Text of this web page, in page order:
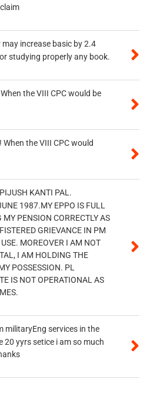
increase basic by 2.4
studying properly any book.
the VIII CPC would be
the VIII CPC would
KANTI PAL.
1987.MY EPPO IS FULL
PENSION CORRECTLY AS
GRIEVANCE IN PM
MOREOVER I AM NOT
I AM HOLDING THE
POSSESSION. PL
IS NOT OPERATIONAL AS
militaryEng services in the
20 yyrs setice i am so much